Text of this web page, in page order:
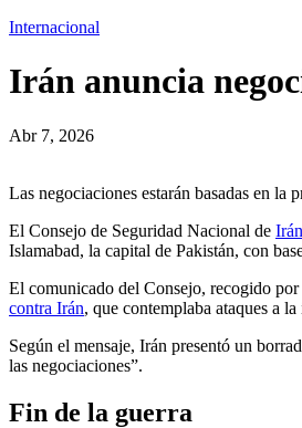
Internacional
Irán anuncia
Abr 7, 2026
Las negociaciones estarán basadas en la
El Consejo de Seguridad Nacional de Irán
Islamabad, la capital de Pakistán, con
El comunicado del Consejo, recogido
contra Irán, que contemplaba ataques a
Según el mensaje, Irán presentó un
las negociaciones”.
Fin de la guerra